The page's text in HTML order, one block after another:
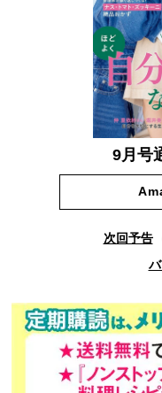
9月号
次回予告